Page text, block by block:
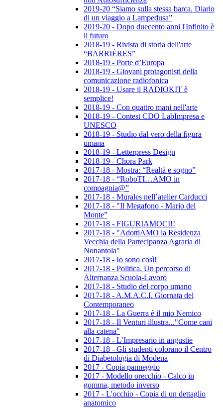
2019-20 “Siamo sulla stessa barca. Diario
di un viaggio a Lampedusa”
2019-20 - Dopo duecento anni l'Infinito è
il futuro
2018-19 - Rivista di storia dell'arte
“BARRIÈRES”
2018-19 - Porte d’Europa
2018-19 - Giovani protagonisti della
comunicazione radiofonica
2018-19 - Usare il RADIOKIT è
semplice!
2018-19 - Con quattro mani nell'arte
2018-19 - Contest CDO LabImpresa e
UNESCO
2018-19 - Studio dal vero della figura
umana
2018-19 - Letterpress Design
2018-19 - Chora Park
2017-18 - Mostra: “Realtà e sogno”
2017-18 - “RoboTI…AMO in
compagnia@”
2017-18 - Murales nell’atelier Carducci
2017-18 - "Il Megafono - Mario del
Monte”
2017-18 - FIGURIAMOCI!!
2017-18 - "AdottiAMO la Residenza
Vecchia della Partecipanza Agraria di
Nonantola"
2017-18 - Io sono così!
2017-18 - Politica. Un percorso di
Alternanza Scuola-Lavoro
2017-18 - Studio del corpo umano
2017-18 - A.M.A.C.I. Giornata del
Contemporaneo
2017-18 - La Guerra è il mio Nemico
2017-18 - Il Venturi illustra..."Come cani
alla catena"
2017-18 - L’Impresario in angustie
2017-18 - Gli studenti colorano il Centro
di Diabetologia di Modena
2017 - Copia panneggio
2017 - Modello orecchio - Calco in
gomma, metodo inverso
2017 - L'occhio - Copia di un dettaglio
anatomico